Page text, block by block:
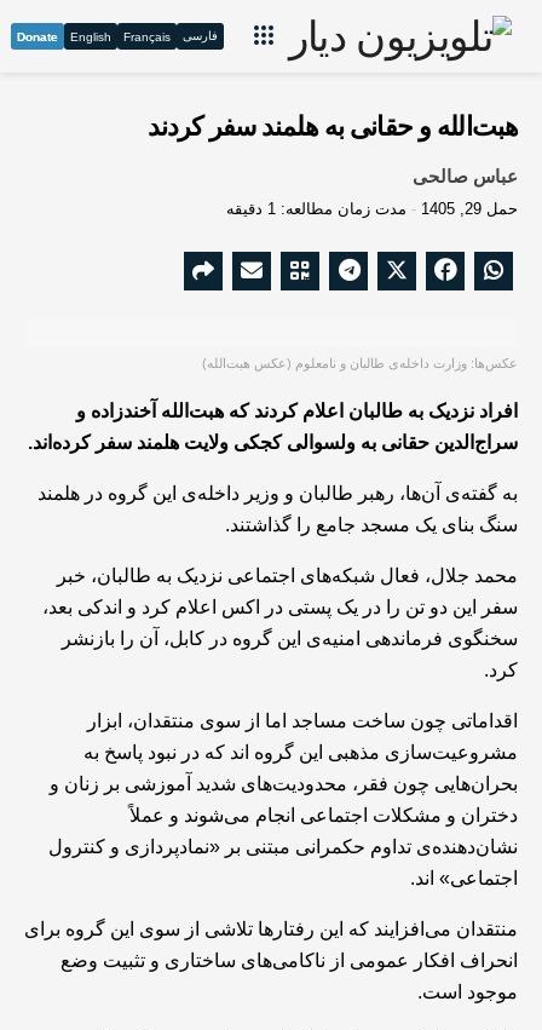
فارسی Français
English
Donate
هبت‌الله و حقانی به هلمند سفر کردند
عباس صالحی
حمل 29, 1405 مدت زمان مطالعه: 1 دقیقه
عکس‌ها: وزارت داخله‌ی طالبان و نامعلوم (عکس هبت‌الله)
افراد نزدیک به طالبان اعلام کردند که هبت‌الله آخندزاده و
سراج‌الدین حقانی به ولسوالی کجکی ولایت هلمند سفر کرده‌اند.
به گفته‌ی آن‌ها، رهبر طالبان و وزیر داخله‌ی این گروه در هلمند
سنگ بنای یک مسجد جامع را گذاشتند.
محمد جلال، فعال شبکه‌های اجتماعی نزدیک به طالبان، خبر
سفر این دو تن را در یک پستی در اکس اعلام کرد و اندکی بعد،
سخنگوی فرماندهی امنیه‌ی این گروه در کابل، آن را بازنشر
کرد.
اقداماتی چون ساخت مساجد اما از سوی منتقدان، ابزار
مشروعیت‌سازی مذهبی این گروه اند که در نبود پاسخ به
بحران‌هایی چون فقر، محدودیت‌های شدید آموزشی بر زنان و
دختران و مشکلات اجتماعی انجام می‌شوند و عملاً
نشان‌دهنده‌ی تداوم حکمرانی مبتنی بر «نمادپردازی و کنترول
اجتماعی‌» اند.
منتقدان می‌افزایند که این رفتارها تلاشی از سوی این گروه برای
انحراف افکار عمومی از ناکامی‌های ساختاری و تثبیت وضع
موجود است.